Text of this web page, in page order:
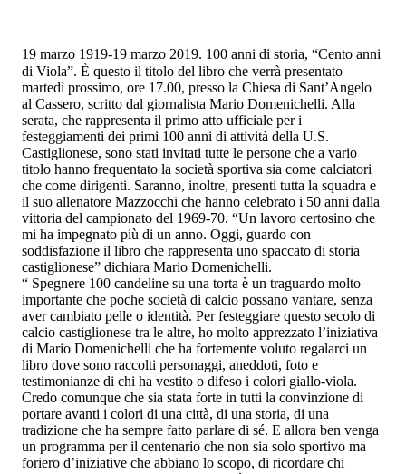
19 marzo 1919-19 marzo 2019. 100 anni di storia, “Cento anni
di Viola”. È questo il titolo del libro che verrà presentato
martedì prossimo, ore 17.00, presso la Chiesa di Sant’Angelo
al Cassero, scritto dal giornalista Mario Domenichelli. Alla
serata, che rappresenta il primo atto ufficiale per i
festeggiamenti dei primi 100 anni di attività della U.S.
Castiglionese, sono stati invitati tutte le persone che a vario
titolo hanno frequentato la società sportiva sia come calciatori
che come dirigenti. Saranno, inoltre, presenti tutta la squadra e
il suo allenatore Mazzocchi che hanno celebrato i 50 anni dalla
vittoria del campionato del 1969-70. “Un lavoro certosino che
mi ha impegnato più di un anno. Oggi, guardo con
soddisfazione il libro che rappresenta uno spaccato di storia
castiglionese” dichiara Mario Domenichelli.
“ Spegnere 100 candeline su una torta è un traguardo molto
importante che poche società di calcio possano vantare, senza
aver cambiato pelle o identità. Per festeggiare questo secolo di
calcio castiglionese tra le altre, ho molto apprezzato l’iniziativa
di Mario Domenichelli che ha fortemente voluto regalarci un
libro dove sono raccolti personaggi, aneddoti, foto e
testimonianze di chi ha vestito o difeso i colori giallo-viola.
Credo comunque che sia stata forte in tutti la convinzione di
portare avanti i colori di una città, di una storia, di una
tradizione che ha sempre fatto parlare di sé. E allora ben venga
un programma per il centenario che non sia solo sportivo ma
foriero d’iniziative che abbiano lo scopo, di ricordare chi